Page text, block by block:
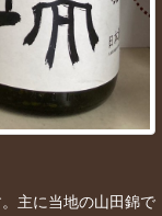
主に当地の山田錦で